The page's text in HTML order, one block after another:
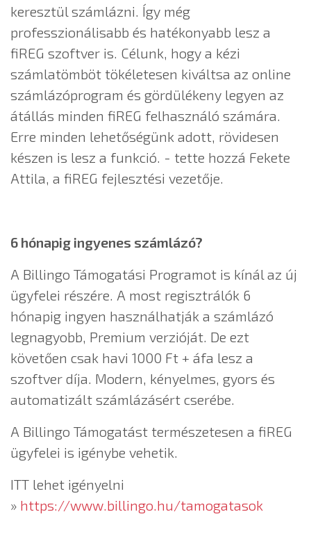
keresztül számlázni. Így még
professzionálisabb és hatékonyabb lesz a
fiREG szoftver is. Célunk, hogy a kézi
számlatömböt tökéletesen kiváltsa az online
számlázóprogram és gördülékeny legyen az
átállás minden fiREG felhasználó számára.
Erre minden lehetőségünk adott, rövidesen
készen is lesz a funkció. - tette hozzá Fekete
Attila, a fiREG fejlesztési vezetője.
6 hónapig ingyenes számlázó?
A Billingo Támogatási Programot is kínál az új
ügyfelei részére. A most regisztrálók 6
hónapig ingyen használhatják a számlázó
legnagyobb, Premium verzióját. De ezt
követően csak havi 1000 Ft + áfa lesz a
szoftver díja. Modern, kényelmes, gyors és
automatizált számlázásért cserébe.
A Billingo Támogatást természetesen a fiREG
ügyfelei is igénybe vehetik.
ITT lehet igényelni
» https://www.billingo.hu/tamogatasok